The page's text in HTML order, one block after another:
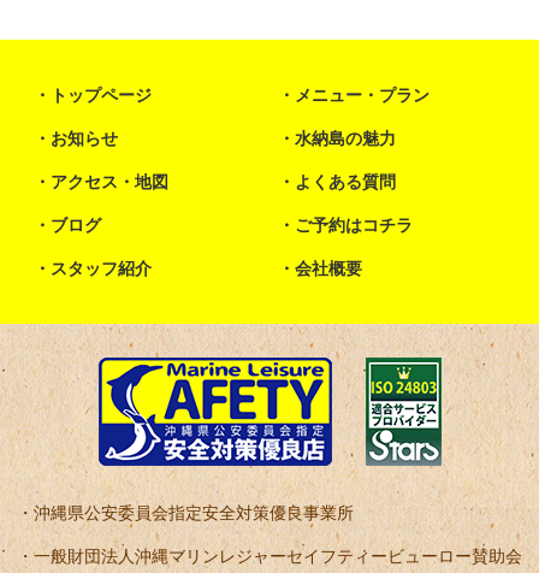
トップページ メニュー・プラン
お知らせ 水納島の魅力
アクセス・地図 よくある質問
ブログ ご予約はコチラ
スタッフ紹介 会社概要
沖縄県公安委員会指定安全対策優良事業所
一般財団法人沖縄マリンレジャーセイフティービューロー賛助会